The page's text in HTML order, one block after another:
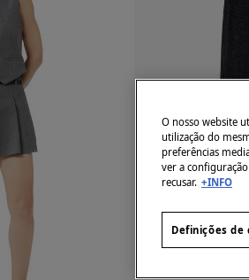
O nosso website
utilização do
preferências
ver a
recusar. +INFO
Definições de